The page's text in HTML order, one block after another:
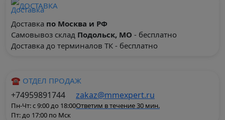
ДОСТАВКА
Доставка по Москва и РФ
Самовывоз склад Подольск, МО - бесплатно
Доставка до терминалов ТК - бесплатно
☎ ОТДЕЛ ПРОДАЖ
+74959891744
Пн-Чт: с 9:00 до 18:00
Пт: до 17:00 по Мск
zakaz@mmexpert.ru
Ответим в течение 30 мин.